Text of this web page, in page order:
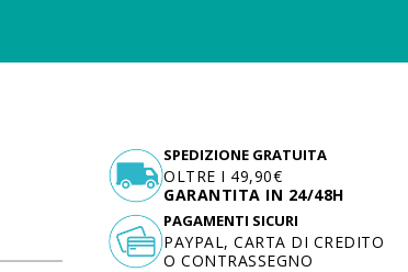
SPEDIZIONE GRATUITA
OLTRE I 49,90€
GARANTITA IN 24/48H
PAGAMENTI SICURI
PAYPAL, CARTA DI CREDITO
O CONTRASSEGNO